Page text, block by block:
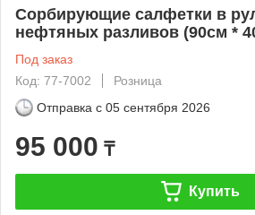
Сорбирующие салфетки в
нефтяных разливов (90см *
Под заказ
Код: 77-7002
Розница
Отправка с 05 сентября 2026
95 000 ₸
Купить